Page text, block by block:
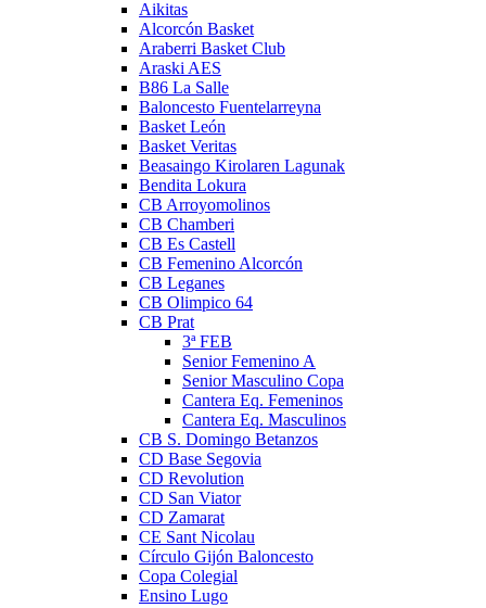
Aikitas
Alcorcón Basket
Araberri Basket Club
Araski AES
B86 La Salle
Baloncesto Fuentelarreyna
Basket León
Basket Veritas
Beasaingo Kirolaren Lagunak
Bendita Lokura
CB Arroyomolinos
CB Chamberi
CB Es Castell
CB Femenino Alcorcón
CB Leganes
CB Olimpico 64
CB Prat
3ª FEB
Senior Femenino A
Senior Masculino Copa
Cantera Eq. Femeninos
Cantera Eq. Masculinos
CB S. Domingo Betanzos
CD Base Segovia
CD Revolution
CD San Viator
CD Zamarat
CE Sant Nicolau
Círculo Gijón Baloncesto
Copa Colegial
Ensino Lugo